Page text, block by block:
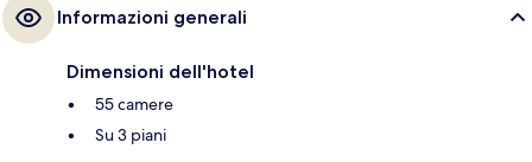
Informazioni generali
Dimensioni dell'hotel
55 camere
Su 3 piani